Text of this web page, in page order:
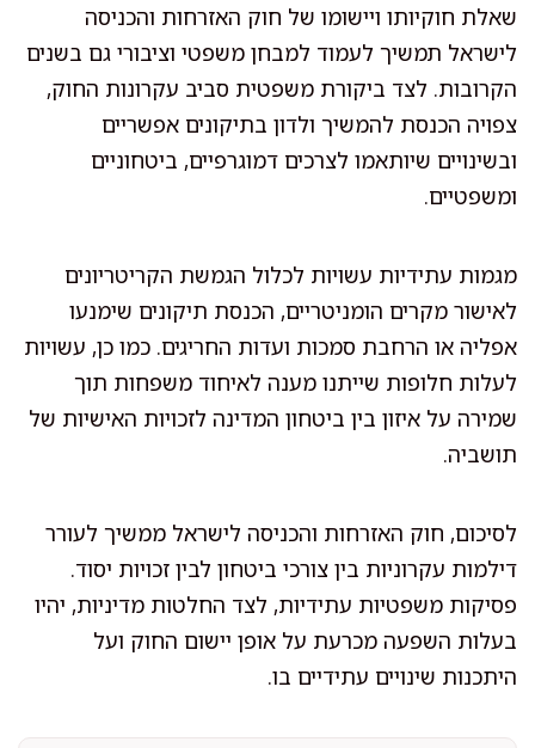
שאלת חוקיותו ויישומו של חוק האזרחות והכניסה
לישראל תמשיך לעמוד למבחן משפטי וציבורי גם בשנים
הקרובות. לצד ביקורת משפטית סביב עקרונות החוק,
צפויה הכנסת להמשיך ולדון בתיקונים אפשריים
ובשינויים שיותאמו לצרכים דמוגרפיים, ביטחוניים
ומשפטיים.
מגמות עתידיות עשויות לכלול הגמשת הקריטריונים
לאישור מקרים הומניטריים, הכנסת תיקונים שימנעו
אפליה או הרחבת סמכות ועדות החריגים. כמו כן, עשויות
לעלות חלופות שייתנו מענה לאיחוד משפחות תוך
שמירה על איזון בין ביטחון המדינה לזכויות האישיות של
תושביה.
לסיכום, חוק האזרחות והכניסה לישראל ממשיך לעורר
דילמות עקרוניות בין צורכי ביטחון לבין זכויות יסוד.
פסיקות משפטיות עתידיות, לצד החלטות מדיניות, יהיו
בעלות השפעה מכרעת על אופן יישום החוק ועל
היתכנות שינויים עתידיים בו.